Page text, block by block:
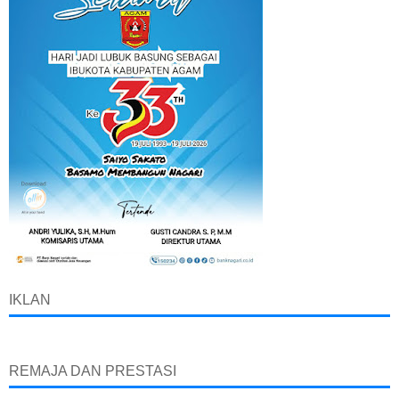
IKLAN
REMAJA DAN PRESTASI